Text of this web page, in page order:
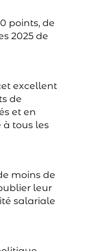
points, de
2025 de
excellent
de
et en
à tous les
moins de
leur
salariale